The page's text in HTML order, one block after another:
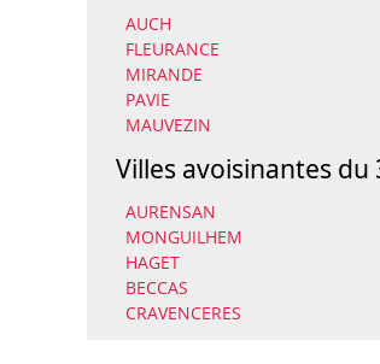
AUCH
FLEURANCE
MIRANDE
PAVIE
MAUVEZIN
Villes avoisinantes du
AURENSAN
MONGUILHEM
HAGET
BECCAS
CRAVENCERES